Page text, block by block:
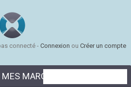
connecté - Connexion ou Créer un compte
MES MARQUE-PAGES